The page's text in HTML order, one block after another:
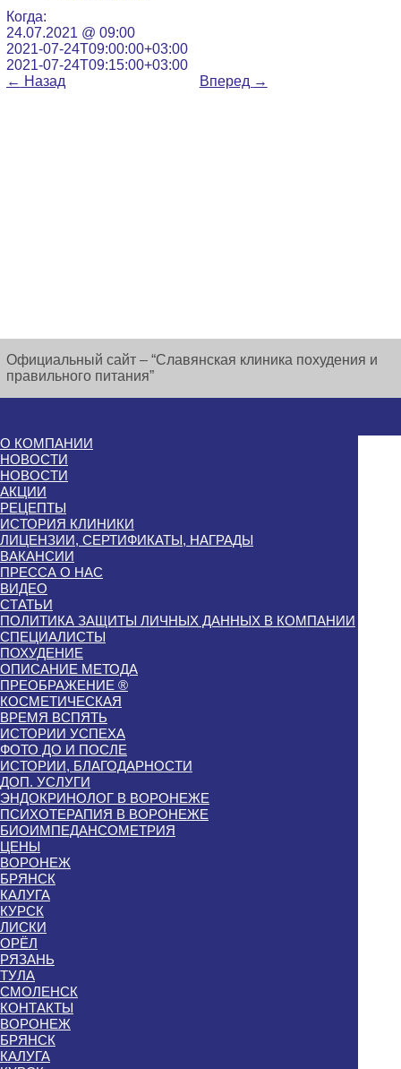
Когда:
24.07.2021 @ 09:00
2021-07-24T09:00:00+03:00
2021-07-24T09:15:00+03:00
← Назад Вперед →
Официальный сайт – “Славянская клиника похудения и
правильного питания”
О КОМПАНИИ
НОВОСТИ
НОВОСТИ
АКЦИИ
РЕЦЕПТЫ
ИСТОРИЯ КЛИНИКИ
ЛИЦЕНЗИИ, СЕРТИФИКАТЫ, НАГРАДЫ
ВАКАНСИИ
ПРЕССА О НАС
ВИДЕО
СТАТЬИ
ПОЛИТИКА ЗАЩИТЫ ЛИЧНЫХ ДАННЫХ В КОМПАНИИ
СПЕЦИАЛИСТЫ
ПОХУДЕНИЕ
ОПИСАНИЕ МЕТОДА
ПРЕОБРАЖЕНИЕ ®
КОСМЕТИЧЕСКАЯ
ВРЕМЯ ВСПЯТЬ
ИСТОРИИ УСПЕХА
ФОТО ДО И ПОСЛЕ
ИСТОРИИ, БЛАГОДАРНОСТИ
ДОП. УСЛУГИ
ЭНДОКРИНОЛОГ В ВОРОНЕЖЕ
ПСИХОТЕРАПИЯ В ВОРОНЕЖЕ
БИОИМПЕДАНСОМЕТРИЯ
ЦЕНЫ
ВОРОНЕЖ
БРЯНСК
КАЛУГА
КУРСК
ЛИСКИ
ОРЁЛ
РЯЗАНЬ
ТУЛА
СМОЛЕНСК
КОНТАКТЫ
ВОРОНЕЖ
БРЯНСК
КАЛУГА